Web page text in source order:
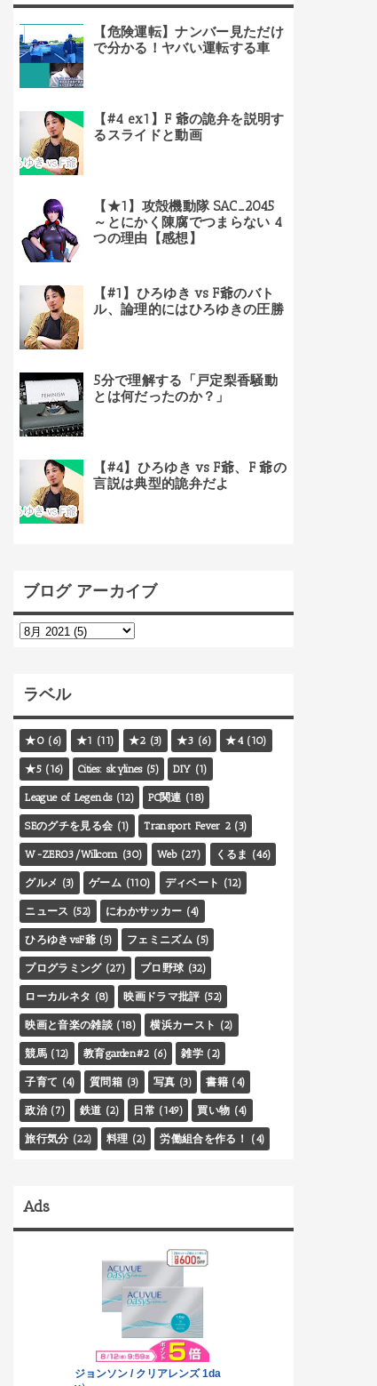
【危険運転】ナンバー見ただけ
で分かる！ヤバい運転する車
【#4 ex1】F 爺の詭弁を説明す
るスライドと動画
【★1】攻殻機動隊 SAC_2045
～とにかく陳腐でつまらない 4
つの理由【感想】
【#1】ひろゆき vs F爺のバト
ル、論理的にはひろゆきの圧勝
5分で理解する「戸定梨香騒動
とは何だったのか？」
【#4】ひろゆき vs F爺、F 爺の
言説は典型的詭弁だよ
ブログ アーカイブ
ラベル
★0 (6) ★1 (11) ★2 (3) ★3 (6) ★4 (10)
★5 (16) Cities: skylines (5) DIY (1)
League of Legends (12) PC関連 (18)
SEのグチを見る会 (1) Transport Fever 2 (3)
W-ZERO3/Willcom (30) Web (27) くるま (46)
グルメ (3) ゲーム (110) ディベート (12)
ニュース (52) にわかサッカー (4)
ひろゆきvsF爺 (5) フェミニズム (5)
プログラミング (27) プロ野球 (32)
ローカルネタ (8) 映画ドラマ批評 (52)
映画と音楽の雑談 (18) 横浜カースト (2)
競馬 (12) 教育garden#2 (6) 雑学 (2)
子育て (4) 質問箱 (3) 写真 (3) 書籍 (4)
政治 (7) 鉄道 (2) 日常 (149) 買い物 (4)
旅行気分 (22) 料理 (2) 労働組合を作る！ (4)
Ads